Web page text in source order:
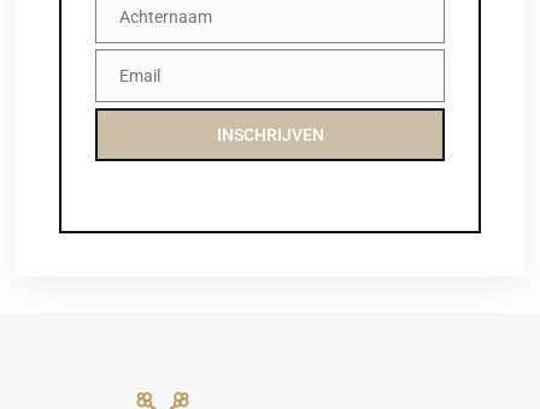
Achternaam
Achternaam
EmailEmail
INSCHRIJVEN